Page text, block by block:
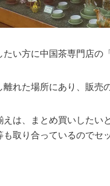
い方に中国茶専門店の
れた場所にあり、販売の
は、まとめ買いしたい
取り合っているのでセ